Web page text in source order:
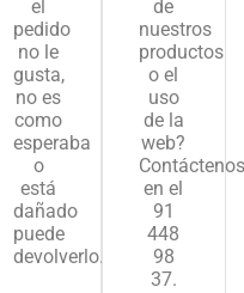
el
pedido
no le
gusta,
no es
como
esperaba
o
está
dañado
puede
devolverlo.
de
nuestros
productos
o el
uso
de la
web?
Contáctenos
en el
91
448
98
37.